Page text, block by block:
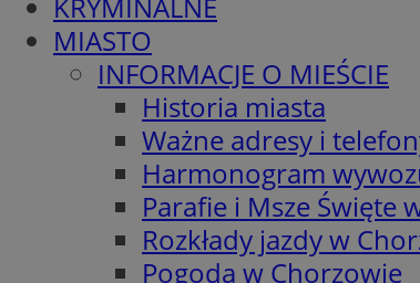
MIASTO
INFORMACJE O MIEŚCIE
Historia miasta
Ważne adresy i
Harmonogram
Parafie i Msze Święte
Rozkłady jazdy w
Pogoda w Chorzowie